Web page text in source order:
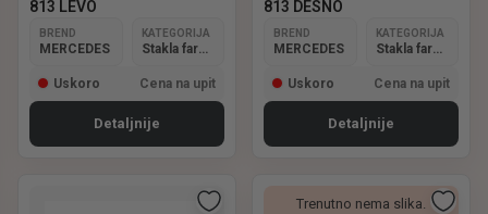
813 LEVO
BREND
MERCEDES
KATEGORIJA
Stakla farova
Uskoro Cena na upit
Detaljnije
813 DESNO
BREND
MERCEDES
KATEGORIJA
Stakla farova
Uskoro Cena na upit
Detaljnije
Trenutno nema slika.